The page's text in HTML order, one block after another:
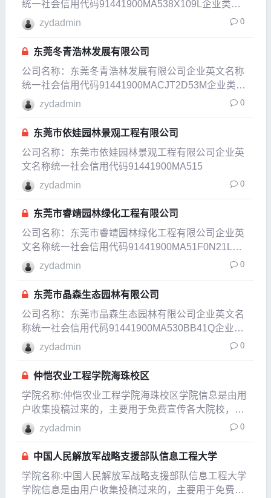
统一社会信用代码91441900MA538X109L企业类型
有限责任公司(自然人独资)企业经营状态开业企业成
立日期2019-05-15成立日期2019-05-15法定代表人唐
国容注册资本50万人
zydadmin 0
东莞冬青浩林发展有限公司
公司名称：东莞冬青浩林发展有限公司企业英文名称
统一社会信用代码91441900MACJT2D53M企业类型
有限责任公司(自然人投资或控股)企业经营状态开业
企业成立日期2023-06-02成立日期2023-06-02法定代
表人麦志锋注册资本5
zydadmin 0
东莞市依娃园林景观工程有限公司
公司名称：东莞市依娃园林景观工程有限公司企业英
文名称统一社会信用代码91441900MA515
zydadmin
0
东莞市睿靖园林绿化工程有限公司
公司名称：东莞市睿靖园林绿化工程有限公司企业英
文名称统一社会信用代码91441900MA51F0N21L企
业类型有限责任公司(自然人投资或控股)企业经营状
态注销企业成立日期2018-03-22核准日期2022-02-18
法定代表人滕春光注册
zydadmin 0
东莞市晶森生态园林有限公司
公司名称：东莞市晶森生态园林有限公司企业英文名
称统一社会信用代码91441900MA530BB41Q企业类
型有限责任公司(自然人独资)企业经营状态开业企业
成立日期2019-03-15核准日期2019-03-15法定代表人
蔺桂兰注册资本200
zydadmin 0
仲恺农业工程学院海珠校区
学院名称:仲恺农业工程学院海珠校区学院信息是由用
户收集投稿过来的，主要用于免费宣传各大院校，为
中国的教育事业贡献一份自已的力量，如果发现信息
有变化或有信息不对的地方，请以各大院校的官方网
站介绍为准。所在城市广东广州市建校时间1927年隶
zydadmin 0
中国人民解放军战略支援部队信息工程大学
学院名称:中国人民解放军战略支援部队信息工程大学
学院信息是由用户收集投稿过来的，主要用于免费宣